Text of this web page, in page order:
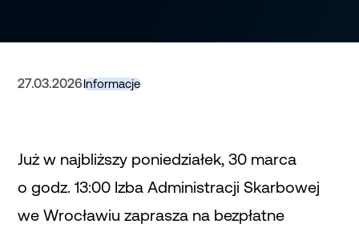
27.03.2026Informacje
Już w najbliższy poniedziałek, 30 marca
o godz. 13:00 Izba Administracji Skarbowej
we Wrocławiu zaprasza na bezpłatne